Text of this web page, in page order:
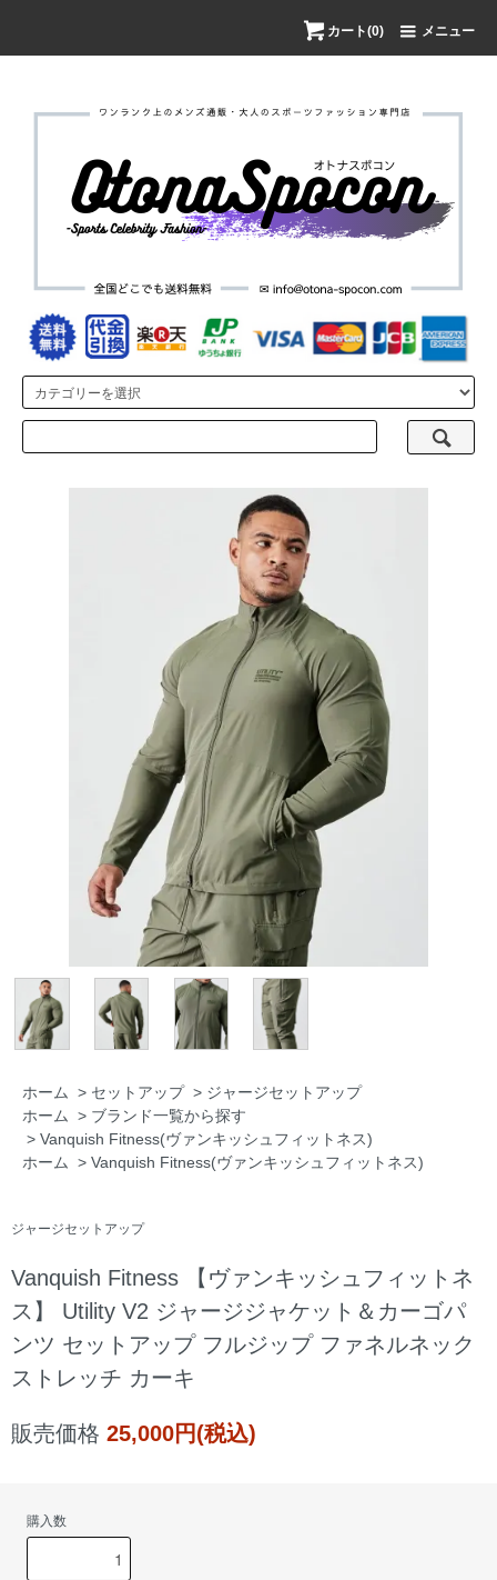
カート(0) メニュー
ホーム > セットアップ > ジャージセットアップ
ホーム
> ブランド一覧から探す
> Vanquish Fitness(ヴァンキッシュフィットネス)
ホーム
> Vanquish Fitness(ヴァンキッシュフィットネス)
ジャージセットアップ
Vanquish Fitness 【ヴァンキッシュフィットネ
ス】 Utility V2 ジャージジャケット＆カーゴパ
ンツ セットアップ フルジップ ファネルネック
ストレッチ カーキ
販売価格 25,000円(税込)
購入数